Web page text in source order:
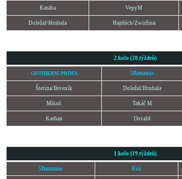
Karaba VepyM
Doležal/Hrubala Hajdúch/Zwiržina
2.kolo (20.týždeň)
GEOTHERM-PRIMA 5Bananas
Štetina/Brveník Doležal/Hrubala
Mikuš Takáč M
Karhan Osvald
1.kolo (19.týždeň)
5Bananas Esá